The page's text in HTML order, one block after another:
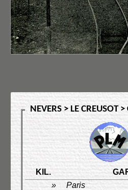
NEVERS > LE
KIL.
»
Paris